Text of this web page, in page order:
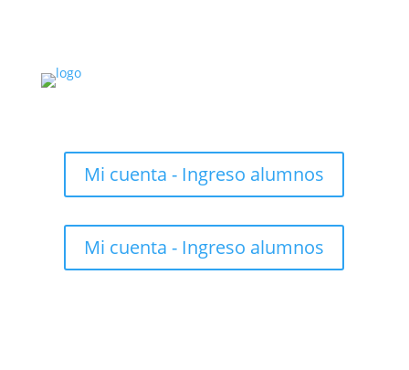
Mi cuenta - Ingreso alumnos
Mi cuenta - Ingreso alumnos